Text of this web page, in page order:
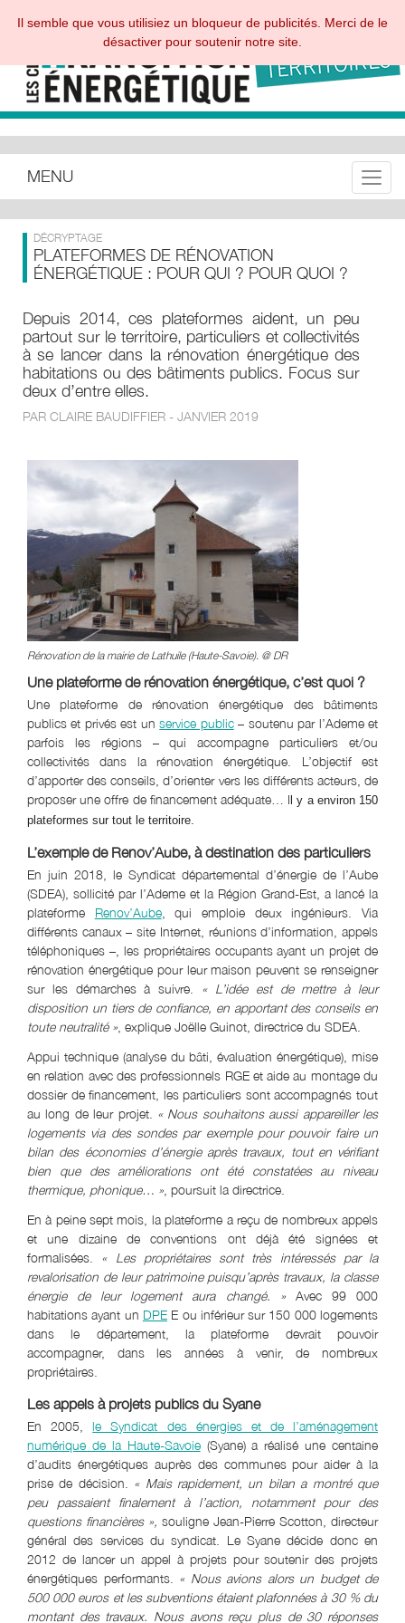
MENU
DÉCRYPTAGE
PLATEFORMES DE RÉNOVATION
ÉNERGÉTIQUE : POUR QUI ? POUR QUOI ?
Depuis 2014, ces plateformes aident, un peu
partout sur le territoire, particuliers et collectivités
à se lancer dans la rénovation énergétique des
habitations ou des bâtiments publics. Focus sur
deux d’entre elles.
PAR CLAIRE BAUDIFFIER - JANVIER 2019
Rénovation de la mairie de Lathuile (Haute-Savoie). @ DR
Une plateforme de rénovation énergétique, c’est quoi ?
Une plateforme de rénovation énergétique des bâtiments
publics et privés est unservice public– soutenu par l’Ademe et
parfois les régions – qui accompagne particuliers et/ou
collectivités dans la rénovation énergétique. L’objectif est
d’apporter des conseils, d’orienter vers les différents acteurs, de
proposer une offre de financement adéquate… I l y a environ 150
plateformes sur tout le territoire.
L’exemple de Renov’Aube, à destination des particuliers
En juin 2018, le Syndicat départemental d’énergie de l’Aube
(SDEA), sollicité par l’Ademe et la Région Grand-Est, a lancé la
plateforme Renov’Aube, qui emploie deux ingénieurs. Via
différents canaux – site Internet, réunions d’information, appels
téléphoniques –, les propriétaires occupants ayant un projet de
rénovation énergétique pour leur maison peuvent se renseigner
sur les démarches à suivre. « L’idée est de mettre à leur
disposition un tiers de confiance, en apportant des conseils en
toute neutralité » , explique Joëlle Guinot, directrice du SDEA.
Appui technique (analyse du bâti, évaluation énergétique), mise
en relation avec des professionnels RGE et aide au montage du
dossier de financement, les particuliers sont accompagnés tout
au long de leur projet. « Nous souhaitons aussi appareiller les
logements via des sondes par exemple pour pouvoir faire un
bilan des économies d’énergie après travaux, tout en vérifiant
bien que des améliorations ont été constatées au niveau
thermique, phonique… » , poursuit la directrice.
En à peine sept mois, la plateforme a reçu de nombreux appels
et une dizaine de conventions ont déjà été signées et
formalisées. « Les propriétaires sont très intéressés par la
revalorisation de leur patrimoine puisqu’après travaux, la classe
énergie de leur logement aura changé. »Avec 99 000
habitations ayant un DPEE ou inférieur sur 150 000 logements
dans le département, la plateforme devrait pouvoir
accompagner, dans les années à venir, de nombreux
propriétaires.
Les appels à projets publics du Syane
En 2005,le Syndicat des énergies et de l’aménagement
numérique de la Haute-Savoie(Syane) a réalisé une centaine
d’audits énergétiques auprès des communes pour aider à la
prise de décision. « Mais rapidement, un bilan a montré que
peu passaient finalement à l’action, notamment pour des
questions financières », souligne Jean-Pierre Scotton, directeur
général des services du syndicat. Le Syane décide donc en
2012 de lancer un appel à projets pour soutenir des projets
énergétiques performants. « Nous avions alors un budget de
500 000 euros et les subventions étaient plafonnées à 30 % du
montant des travaux. Nous avons reçu plus de 30 réponses
Il semble que vous utilisiez un bloqueur de publicités. Merci de le
désactiver pour soutenir notre site.